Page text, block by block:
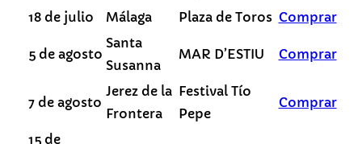
18 de julio Málaga Plaza de Toros Comprar
5 de agosto
Santa
Susanna
MAR D’ESTIU Comprar
7 de agosto
Jerez de la
Frontera
Festival Tío
Pepe
Comprar
15 de